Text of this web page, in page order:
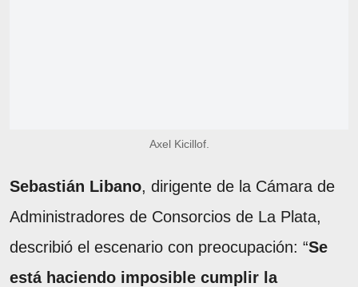
Axel Kicillof.
Sebastián Libano, dirigente de la Cámara de
Administradores de Consorcios de La Plata,
describió el escenario con preocupación: “Se
está haciendo imposible cumplir la